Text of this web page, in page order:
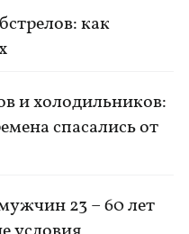
как
и холодильников:
спасались от
23 – 60 лет